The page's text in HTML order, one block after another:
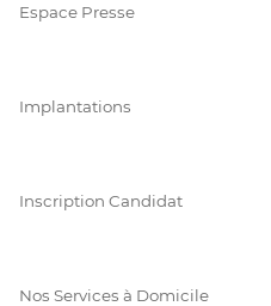
Espace Presse
Implantations
Inscription Candidat
Nos Services à Domicile